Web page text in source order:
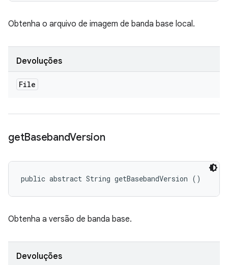
Obtenha o arquivo de imagem de banda base local.
Devoluções
File
getBasebandVersion
public abstract String getBasebandVersion ()
Obtenha a versão de banda base.
Devoluções